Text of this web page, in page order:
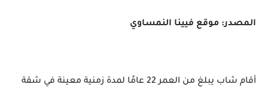
المصدر: موقع فيينا النمساوي
أقام شاب يبلغ من العمر 22 عامًا لمدة زمنية معينة في شقة